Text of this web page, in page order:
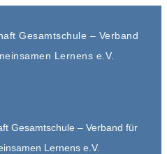
Gesamtschule – Verband
Lernens e.V.
Gesamtschule – Verband für
Lernens e.V.